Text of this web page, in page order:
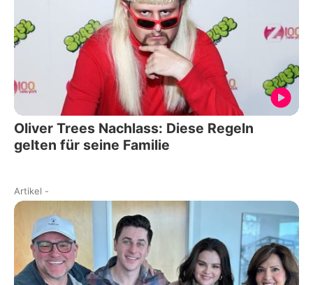
Oliver Trees Nachlass: Diese Regeln
gelten für seine Familie
Artikel -